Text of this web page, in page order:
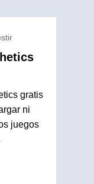
gratis
ni
juegos